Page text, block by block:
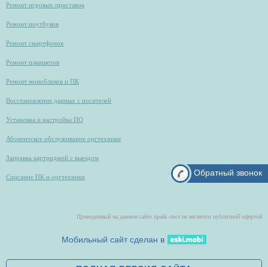
Обратный звонок
Ремонт игровых приставок
Ремонт ноутбуков
Ремонт смартфонов
Ремонт планшетов
Ремонт моноблоков и ПК
Восстановление данных с носителей
Установка и настройка ПО
Абонентское обслуживание оргтехники
Заправка картриджей с выездом
Списание ПК и оргтехники
Приведенный на данном сайте прайс-лист не является публичной офертой
Мобильный сайт сделан в